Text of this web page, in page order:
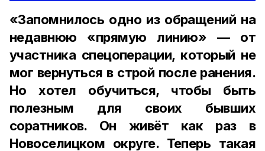
«Запомнилось одно из обращений на
недавнюю «прямую линию» — от
участника спецоперации, который не
мог вернуться в строй после ранения.
Но хотел обучиться, чтобы быть
полезным для своих бывших
соратников. Он живёт как раз в
Новоселицком округе. Теперь такая